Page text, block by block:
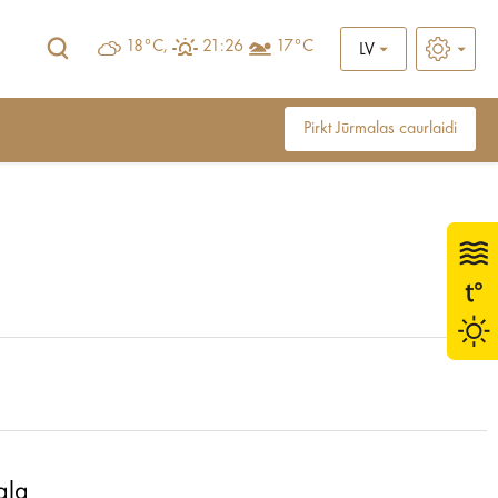
18°C, 21:26 17°C LV
Pirkt Jūrmalas caurlaidi